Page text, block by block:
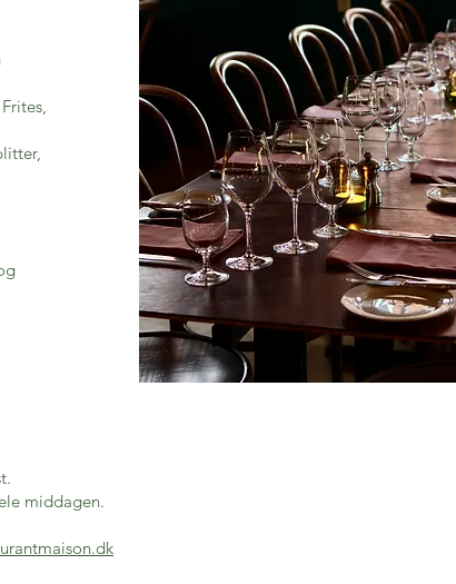
middagen.